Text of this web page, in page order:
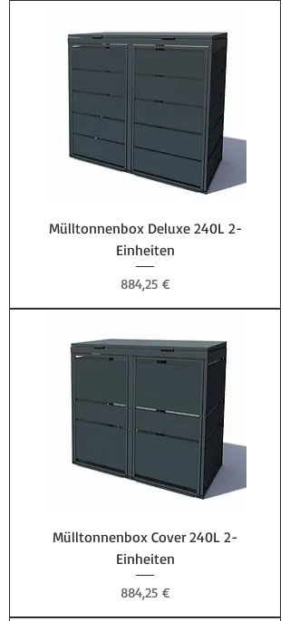
Mülltonnenbox Deluxe 240L 2-
Einheiten
Preis
884,25 €
Mülltonnenbox Cover 240L 2-
Einheiten
Preis
884,25 €